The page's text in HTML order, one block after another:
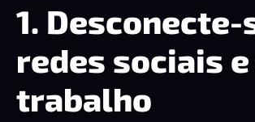
1. Desconecte-
redes sociais
trabalho